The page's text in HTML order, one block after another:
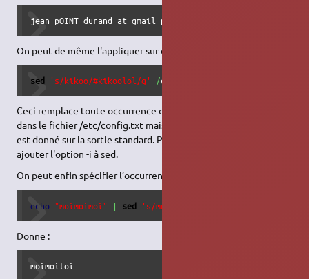
jean pOINT durand at gmail pOINT com
On peut de même l'appliquer sur des fichiers :
sed 's/kikoo/#kikoolol/g' /etc
Ceci remplace toute occurrence de "kikoo" par "#kikoolol"
dans le fichier /etc/config.txt mais ne le modifie pas, le résultat
est donné sur la sortie standard. Pour modifier le fichier il faut
ajouter l'option -i à sed.
On peut enfin spécifier l’occurrence à remplacer :
echo "moimoimoi" | sed 's/moi/toi/3'
Donne :
moimoitoi